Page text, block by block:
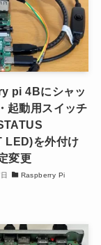
pi 4Bにシャッ
起動用スイッチ
LED)を外付け
変更
Raspberry Pi